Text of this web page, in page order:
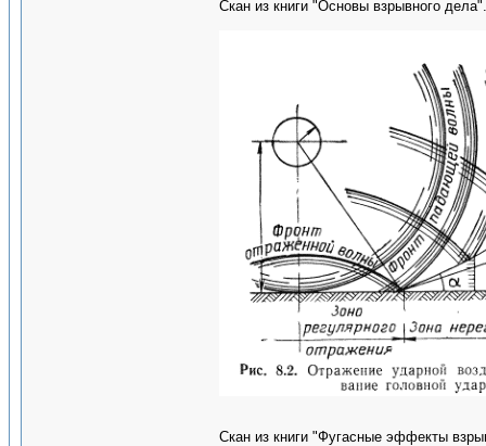
Скан из книги "Основы взрывного дела".
Скан из книги "Фугасные эффекты